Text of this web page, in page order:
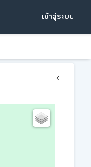
เข้าสู่ระบบ